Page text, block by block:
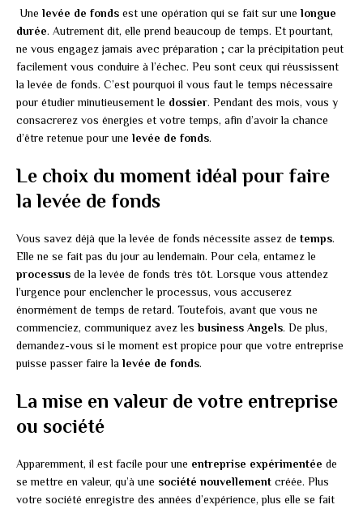
Une levée de fonds est une opération qui se fait sur une longue
durée. Autrement dit, elle prend beaucoup de temps. Et pourtant,
ne vous engagez jamais avec préparation ; car la précipitation peut
facilement vous conduire à l’échec. Peu sont ceux qui réussissent
la levée de fonds. C’est pourquoi il vous faut le temps nécessaire
pour étudier minutieusement le dossier. Pendant des mois, vous y
consacrerez vos énergies et votre temps, afin d’avoir la chance
d’être retenue pour une levée de fonds.
Le choix du moment idéal pour faire
la levée de fonds
Vous savez déjà que la levée de fonds nécessite assez de temps.
Elle ne se fait pas du jour au lendemain. Pour cela, entamez le
processus de la levée de fonds très tôt. Lorsque vous attendez
l’urgence pour enclencher le processus, vous accuserez
énormément de temps de retard. Toutefois, avant que vous ne
commenciez, communiquez avez lesbusiness Angels. De plus,
demandez-vous si le moment est propice pour que votre entreprise
puisse passer faire la levée de fonds.
La mise en valeur de votre entreprise
ou société
Apparemment, il est facile pour une entreprise expérimentée de
se mettre en valeur, qu’à une société nouvellement créée. Plus
votre société enregistre des années d’expérience, plus elle se fait